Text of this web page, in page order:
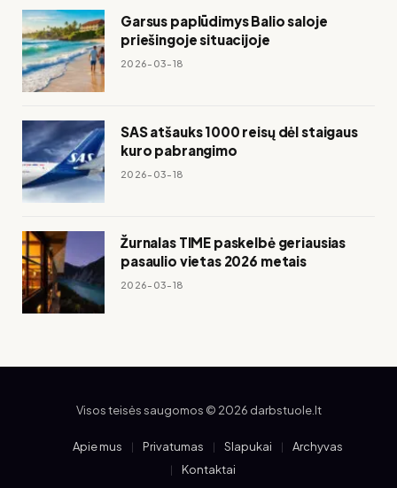
Garsus paplūdimys Balio saloje
priešingoje situacijoje
2026-03-18
SAS atšauks 1000 reisų dėl staigaus
kuro pabrangimo
2026-03-18
Žurnalas TIME paskelbė geriausias
pasaulio vietas 2026 metais
2026-03-18
Visos teisės saugomos © 2026 darbstuole.lt
Apie mus Privatumas Slapukai
Archyvas
Kontaktai